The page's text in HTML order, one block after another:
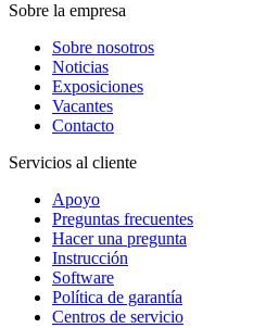
Sobre la empresa
Sobre nosotros
Noticias
Exposiciones
Vacantes
Contacto
Servicios al cliente
Apoyo
Preguntas frecuentes
Hacer una pregunta
Instrucción
Software
Política de garantía
Centros de servicio